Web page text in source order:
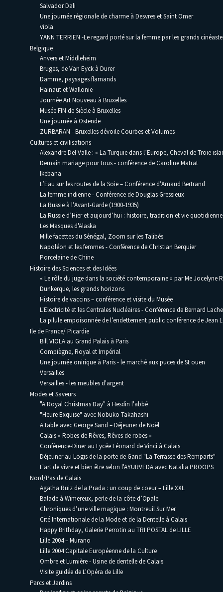
Salvador Dali
Une journée régionale de charme à Desvres et Saint Omer
viola
YANN TERRIEN -Le regard porté sur la femme par les grands
Belgique
Anvers et Middleheim
Bruges, de Van Eyck à Durer
Damme, paysages flamands
Hainaut et Wallonie
Journée Art Nouveau à Bruxelles
Musée FIN de Siècle à Bruxelles
Une journée à Ostende
ZURBARAN - Bruxelles dévoile Courbes et Volumes
Cultures et civilisations
Alexandre Del Valle : « La Turquie dans l’Europe, Cheval de Troie
Demain mariage pour tous - conférence de Caroline Matrat
Ikebana
L’Eau sur les routes de la Soie – Conférence d’Arnaud Bertrand
La femme indienne - Conférence de Douglas Gressieux
La Russie à l’Avant-Garde (1900-1935)
La Russie d’Hier et aujourd’hui : histoire, tradition et vie quotidienne
Les Masques d'Alaska
Mille facettes du Sénégal, Zoom sur les Talibés
Napoléon et les femmes - Conférence de Christian Berquier
Porcelaine de Chine
Histoire des Sciences et des Idées
« Le rôle du juge dans la société contemporaine » par Me Jocelyne
Dunkerque, les grands horizons
Histoire de vaccins – conférence et visite du Musée
L'Electricité et les Centrales Nucléaires - Conférence de Bernard
La pilule empoisonnée de l’endettement public conférence de Jean
Ile de France/ Picardie
Bill VIOLA au Grand Palais à Paris
Compiègne, Royal et Impérial
Une journée onirique à Paris - le marché aux puces de St ouen
Versailles
Versailles - les meubles d'argent
Modes et Saveurs
"A Royal Christmas Day" à Hesdin l'abbé
"Heure Exquise" avec Nobuko Takahashi
A table avec George Sand – Déjeuner de Noël
Calais « Robes de Rêves, Rêves de robes »
Conférence-Diner au Lycée Léonard de Vinci à Calais
Déjeuner au Logis de la porte de Gand "La Terrasse des Remparts"
L'art de vivre et bien être selon l'AYURVEDA avec Natalia PROOPS
Nord/Pas de Calais
Agatha Ruiz de la Prada : un coup de coeur – Lille XXL
Balade à Wimereux, perle de la côte d’Opale
Chroniques d’une ville magique : Montreuil Sur Mer
Cité Internationale de la Mode et de la Dentelle à Calais
Happy Brithday, Galerie Perrotin au TRI POSTAL de LILLE
Lille 2004 – Murano
Lille 2004 Capitale Européenne de la Culture
Ombre et Lumière - Usine de dentelle de Calais
Visite guidée de L'Opéra de Lille
Parcs et Jardins